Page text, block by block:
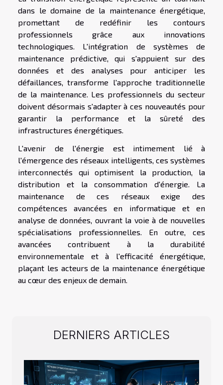
dans le domaine de la maintenance énergétique,
promettant de redéfinir les contours
professionnels grâce aux innovations
technologiques. L'intégration de systèmes de
maintenance prédictive, qui s'appuient sur des
données et des analyses pour anticiper les
défaillances, transforme l'approche traditionnelle
de la maintenance. Les professionnels du secteur
doivent désormais s'adapter à ces nouveautés pour
garantir la performance et la sûreté des
infrastructures énergétiques.
L'avenir de l'énergie est intimement lié à
l'émergence des réseaux intelligents, ces systèmes
interconnectés qui optimisent la production, la
distribution et la consommation d'énergie. La
maintenance de ces réseaux exige des
compétences avancées en informatique et en
analyse de données, ouvrant la voie à de nouvelles
spécialisations professionnelles. En outre, ces
avancées contribuent à la durabilité
environnementale et à l'efficacité énergétique,
plaçant les acteurs de la maintenance énergétique
au cœur des enjeux de demain.
DERNIERS ARTICLES